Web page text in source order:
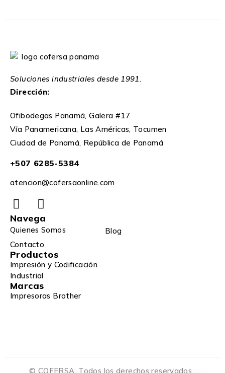
Soluciones industriales desde 1991.
Dirección:
Ofibodegas Panamá, Galera #17
Vía Panamericana, Las Américas, Tocumen
Ciudad de Panamá, República de Panamá
+507 6285-5384
atencion@cofersaonline.com
Navega
Quienes Somos
Blog
Contacto
Productos
Impresión y Codificación
Industrial
Marcas
Impresoras Brother
© COFERSA. Todos los derechos reservados.